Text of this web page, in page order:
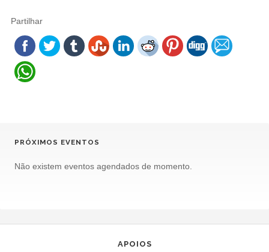
Partilhar
PRÓXIMOS EVENTOS
Não existem eventos agendados de momento.
APOIOS